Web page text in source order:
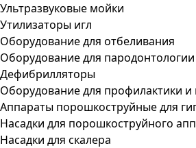
Ультразвуковые мойки
Утилизаторы игл
Оборудование для отбеливания
Оборудование для пародонтологии
Дефибрилляторы
Оборудование для профилактики и
Аппараты порошкоструйные для
Насадки для порошкоструйного
Насадки для скалера